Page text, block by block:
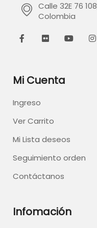
Calle 32E 76
Colombia
Mi Cuenta
Ingreso
Ver Carrito
Mi Lista deseos
Seguimiento orden
Contáctanos
Infomación